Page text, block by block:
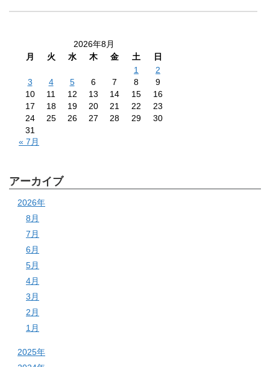
2026年8月
月
火 水 木 金 土
日
1
2
3
4 5 6 7 8
9
10
11 12 13 14 15
16
17
18 19 20 21 22
23
24
25 26 27 28 29
30
31
« 7月
アーカイブ
2026年
8月
7月
6月
5月
4月
3月
2月
1月
2025年